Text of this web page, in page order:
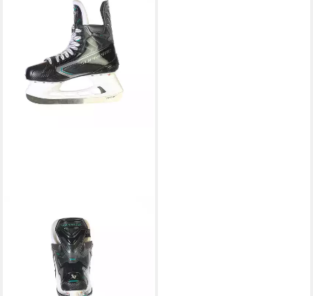
Schlittschuhe Schlittschuhe
Supreme F35 Comp Senior
477,85 € UVP549,95 €
lieferbar - in 3-4 Werktagen bei dir